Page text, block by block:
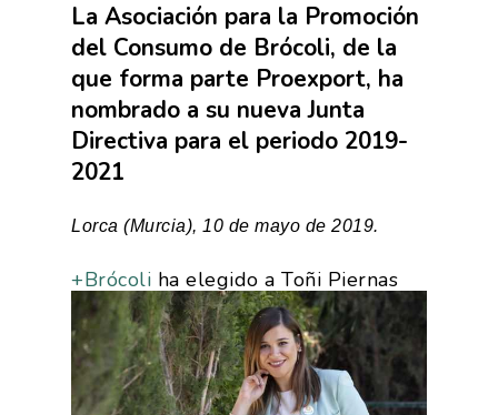
La Asociación para la Promoción
del Consumo de Brócoli, de la
que forma parte Proexport, ha
nombrado a su nueva Junta
Directiva para el periodo 2019-
2021
Lorca (Murcia), 10 de mayo de 2019.
+Brócoli ha elegido a Toñi Piernas